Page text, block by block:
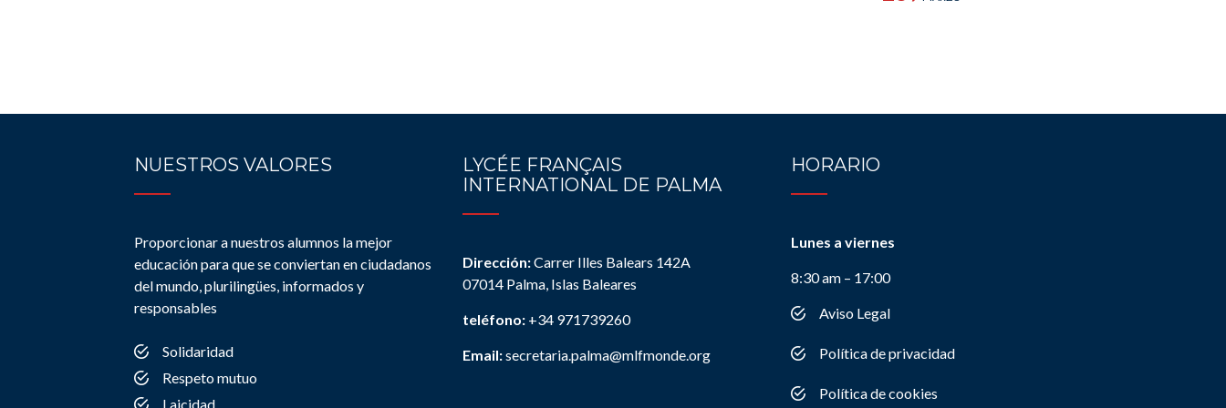
NUESTROS VALORES
Proporcionar a nuestros alumnos la mejor
educación para que se conviertan en ciudadanos
del mundo, plurilingües, informados y
responsables
Solidaridad
Respeto mutuo
Laicidad
LYCÉE FRANÇAIS
INTERNATIONAL DE PALMA
Dirección:Carrer Illes Balears 142A
07014 Palma, Islas Baleares
teléfono: +34 971739260
Email:secretaria.palma@mlfmonde.org
HORARIO
Lunes a viernes
8:30 am – 17:00
Aviso Legal
Política de privacidad
Política de cookies